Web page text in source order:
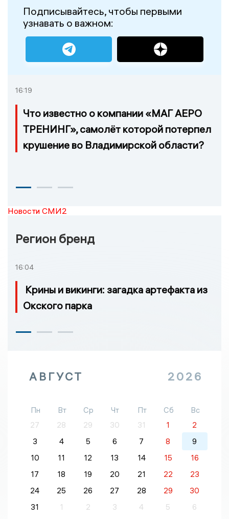
Подписывайтесь, чтобы первыми
узнавать о важном:
16:19
Что известно о компании «МАГ АЕРО
ТРЕНИНГ», самолёт которой потерпел
крушение во Владимирской области?
Новости СМИ2
Регион бренд
16:04
Крины и викинги: загадка артефакта из
Окского парка
АВГУСТ 2026
Пн Вт Ср Чт Пт Сб
Вс
27
28 29 30 31 1
2
3
4 5 6 7 8
9
10
11 12 13 14 15
16
17
18 19 20 21 22
23
24
25 26 27 28 29
30
31
1 2 3 4 5 6